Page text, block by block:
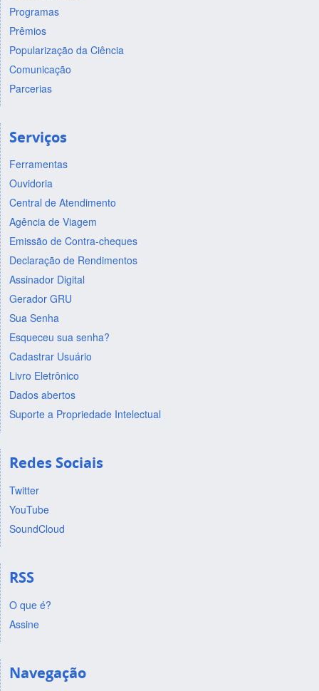
Programas
Prêmios
Popularização da Ciência
Comunicação
Parcerias
Serviços
Ferramentas
Ouvidoria
Central de Atendimento
Agência de Viagem
Emissão de Contra-cheques
Declaração de Rendimentos
Assinador Digital
Gerador GRU
Sua Senha
Esqueceu sua senha?
Cadastrar Usuário
Livro Eletrônico
Dados abertos
Suporte a Propriedade Intelectual
Redes Sociais
Twitter
YouTube
SoundCloud
RSS
O que é?
Assine
Navegação